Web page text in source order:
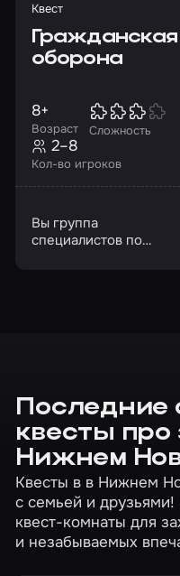
Квест
Гражданская
оборона
Возраст
8+
Сложность
Кол-во игроков
2–8
Вы группа
специалистов по
Последние
квесты про
Нижнем
Квесты в в Нижнем
с семьей и
квест-комнаты для
и незабываемых